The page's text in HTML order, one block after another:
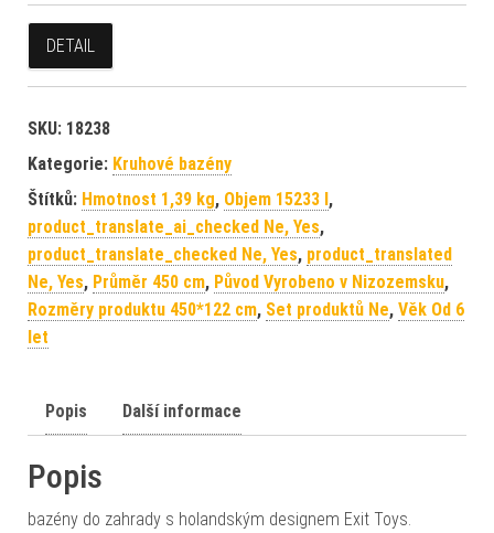
DETAIL
SKU: 18238
Kategorie: Kruhové bazény
Štítků: Hmotnost 1,39 kg, Objem 15233 l,
product_translate_ai_checked Ne, Yes,
product_translate_checked Ne, Yes, product_translated
Ne, Yes, Průměr 450 cm, Původ Vyrobeno v Nizozemsku,
Rozměry produktu 450*122 cm, Set produktů Ne, Věk Od 6
let
Popis Další informace
Popis
bazény do zahrady s holandským designem Exit Toys.